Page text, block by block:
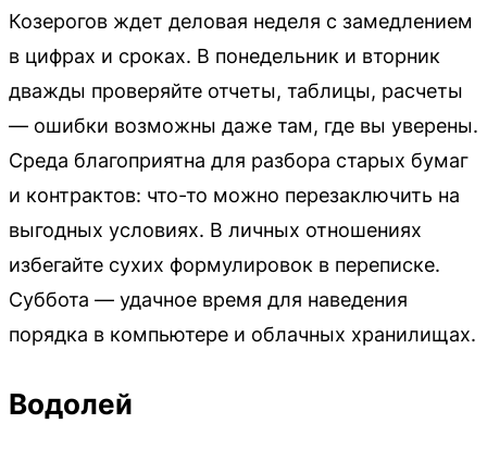
Козерогов ждет деловая неделя с замедлением
в цифрах и сроках. В понедельник и вторник
дважды проверяйте отчеты, таблицы, расчеты
— ошибки возможны даже там, где вы уверены.
Среда благоприятна для разбора старых бумаг
и контрактов: что-то можно перезаключить на
выгодных условиях. В личных отношениях
избегайте сухих формулировок в переписке.
Суббота — удачное время для наведения
порядка в компьютере и облачных хранилищах.
Водолей